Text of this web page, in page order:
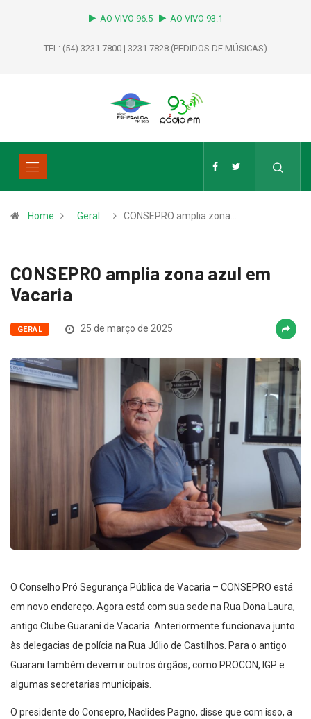
AO VIVO 96.5 AO VIVO 93.1
TEL: (54) 3231.7800 | 3231.7828 (PEDIDOS DE MÚSICAS)
Home Geral CONSEPRO amplia zona…
CONSEPRO amplia zona azul em
Vacaria
GERAL 25 de março de 2025
O Conselho Pró Segurança Pública de Vacaria – CONSEPRO está
em novo endereço. Agora está com sua sede na Rua Dona Laura,
antigo Clube Guarani de Vacaria. Anteriormente funcionava junto
às delegacias de polícia na Rua Júlio de Castilhos. Para o antigo
Guarani também devem ir outros órgãos, como PROCON, IGP e
algumas secretarias municipais.
O presidente do Consepro, Naclides Pagno, disse que com isso, a